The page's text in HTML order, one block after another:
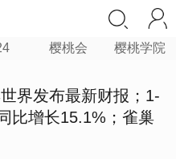
樱桃会 樱桃学院
界发布最新财报；1-
比增长15.1%；雀巢